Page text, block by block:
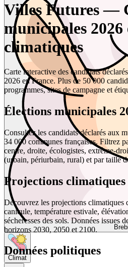
Climat
Villes Futures —
municipales
climatiques
Carte interactive des candidats
2026 en France. Plus de 50 000
programmes, sites de campagne et
Élections municipales
Consultez les candidats déclarés aux
34 000 communes françaises. Filtrez
centre, droite, écologistes, extrême-
(urbain, périurbain, rural) et par taille
Projections
Découvrez les projections climatiques
canicule, température estivale,
sécheresses des sols. Données issues
horizons 2030, 2050 et 2100.
Données politiques